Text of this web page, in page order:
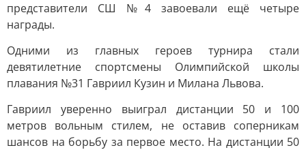
представители СШ №4 завоевали ещё четыре
награды.
Одними из главных героев турнира стали
девятилетние спортсмены Олимпийской школы
плавания №31 Гавриил Кузин и Милана Львова.
Гавриил уверенно выиграл дистанции 50 и 100
метров вольным стилем, не оставив соперникам
шансов на борьбу за первое место. На дистанции 50